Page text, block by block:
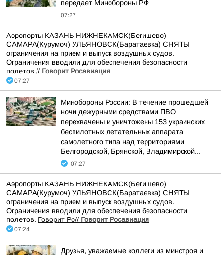
передает Минобороны РФ
07:27
Аэропорты КАЗАНЬ НИЖНЕКАМСК(Бегишево)
САМАРА(Курумоч) УЛЬЯНОВСК(Баратаевка) СНЯТЫ
ограничения на прием и выпуск воздушных судов.
Ограничения вводили для обеспечения безопасности
полетов.// Говорит Росавиация
07:27
Минобороны России: В течение прошедшей
ночи дежурными средствами ПВО
перехвачены и уничтожены 153 украинских
беспилотных летательных аппарата
самолетного типа над территориями
Белгородской, Брянской, Владимирской...
07:27
Аэропорты КАЗАНЬ НИЖНЕКАМСК(Бегишево)
САМАРА(Курумоч) УЛЬЯНОВСК(Баратаевка) СНЯТЫ
ограничения на прием и выпуск воздушных судов.
Ограничения вводили для обеспечения безопасности
полетов. Говорит Ро// Говорит Росавиация
07:24
Друзья, уважаемые коллеги из минстроя и